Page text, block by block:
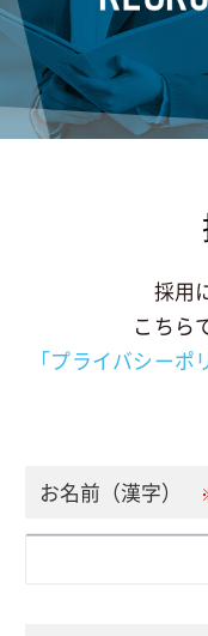
採用
こちら
「プライバシーポ
お名前（漢字）